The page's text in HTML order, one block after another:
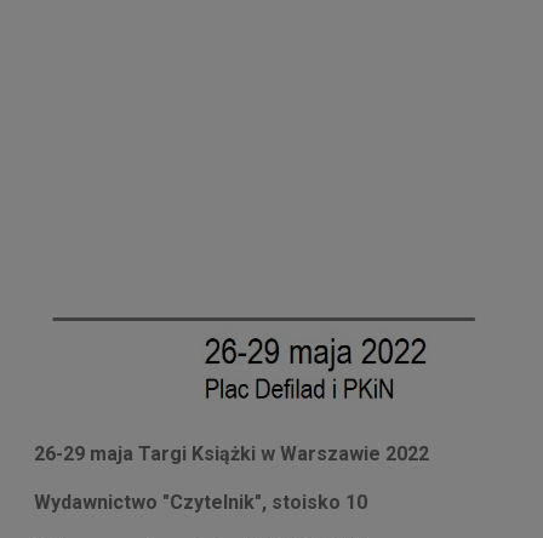
26-29 maja Targi Książki w Warszawie 2022
Wydawnictwo "Czytelnik", stoisko 10